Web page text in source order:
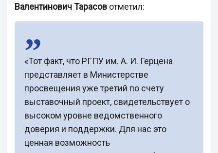
Валентинович Тарасов отметил:
«Тот факт, что РГПУ им. А. И. Герцена
представляет в Министерстве
просвещения уже третий по счету
выставочный проект, свидетельствует о
высоком уровне ведомственного
доверия и поддержки. Для нас это
ценная возможность